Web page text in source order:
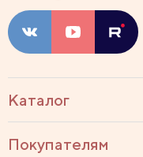
Каталог
Покупателям